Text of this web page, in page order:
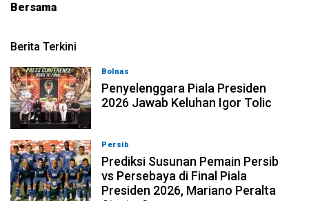
Bersama
Berita Terkini
Bolnas
Penyelenggara Piala Presiden
2026 Jawab Keluhan Igor Tolic
Persib
Prediksi Susunan Pemain Persib
vs Persebaya di Final Piala
Presiden 2026, Mariano Peralta